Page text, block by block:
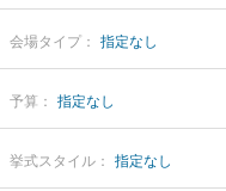
会場タイプ： 指定なし
予算： 指定なし
挙式スタイル： 指定なし